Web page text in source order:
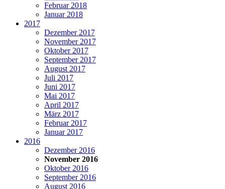
Februar 2018
Januar 2018
2017
Dezember 2017
November 2017
Oktober 2017
September 2017
August 2017
Juli 2017
Juni 2017
Mai 2017
April 2017
März 2017
Februar 2017
Januar 2017
2016
Dezember 2016
November 2016
Oktober 2016
September 2016
August 2016